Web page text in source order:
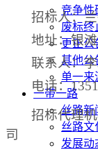
竞争性
废标终
更正公
其他公
单一来
一带一路
丝路新
丝路文
发展动
招标人：
地址：银
联系人：
电话：
招标代理
司